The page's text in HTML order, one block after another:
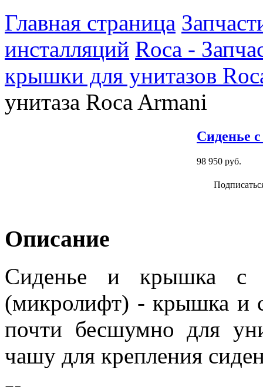
Главная страница
инсталляций Roca -
крышки для унитазов
унитаза Roca Armani
Сиденье
98 950 руб.
Описание
Сиденье и крышка с
(микролифт) - крышка и
почти бесшумно для
чашу для крепления